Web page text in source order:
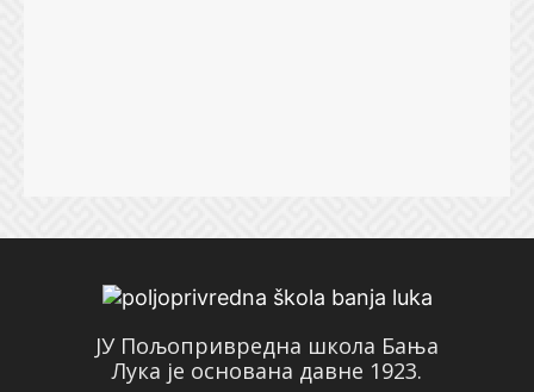
ЈУ Пољопривредна школа Бања
Лука је основана давне 1923.